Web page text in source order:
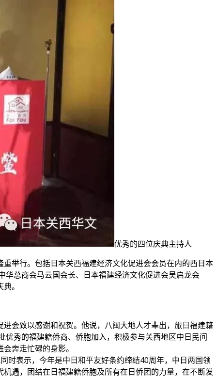
优秀的四位庆典主持人
举行。包括日本关西福建经济文化促进会会员在内的西日本
总商会马云国会长、日本福建经济文化促进会吴启龙会
。
会致以感谢和祝贺。他说，八闽大地人才辈出，旅日福建籍
秀的福建籍侨商、侨胞加入，积极参与关西地区中日民间
奔走忙碌的身影。
时表示，今年是中日和平友好条约缔结40周年，中日两国领
遇，团结在日福建籍侨胞及所有在日侨团的力量，在不断发